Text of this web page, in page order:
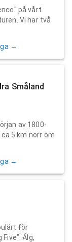
på vårt
Vi har två
→
Småland
av 1800-
5 km norr om
→
för
Älg,